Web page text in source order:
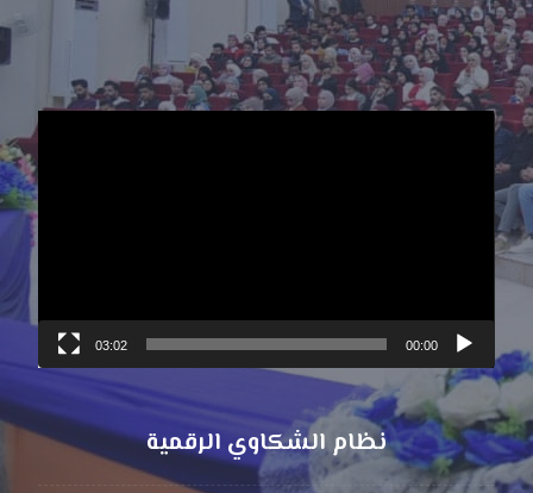
00:00
03:02
نظام الشكاوي الرقمية